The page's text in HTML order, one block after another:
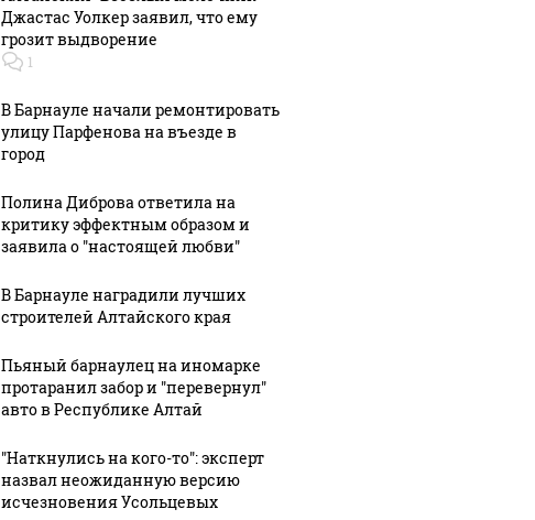
9:30
Джастас Уолкер заявил, что ему
грозит выдворение
1
В Барнауле начали ремонтировать
улицу Парфенова на въезде в
город
Полина Диброва ответила на
критику эффектным образом и
заявила о "настоящей любви"
В Барнауле наградили лучших
строителей Алтайского края
Пьяный барнаулец на иномарке
протаранил забор и "перевернул"
авто в Республике Алтай
"Наткнулись на кого-то": эксперт
назвал неожиданную версию
исчезновения Усольцевых